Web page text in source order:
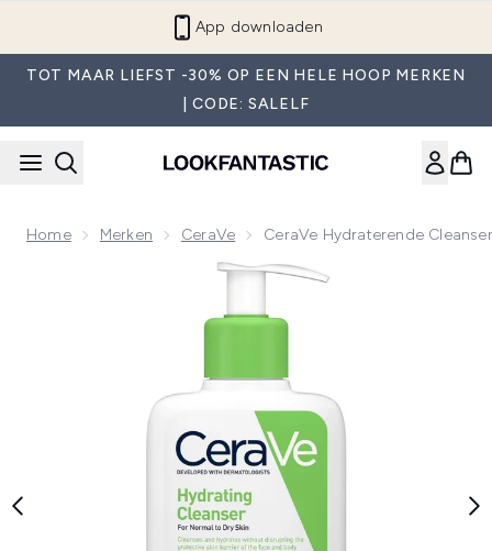
App downloaden
TOT MAAR LIEFST -30% OP EEN HELE HOOP MERKEN
| CODE: SALELF
Home Merken CeraVe CeraVe Hydraterende
Now showing image 1 CeraVe Hydraterende Cleanser met